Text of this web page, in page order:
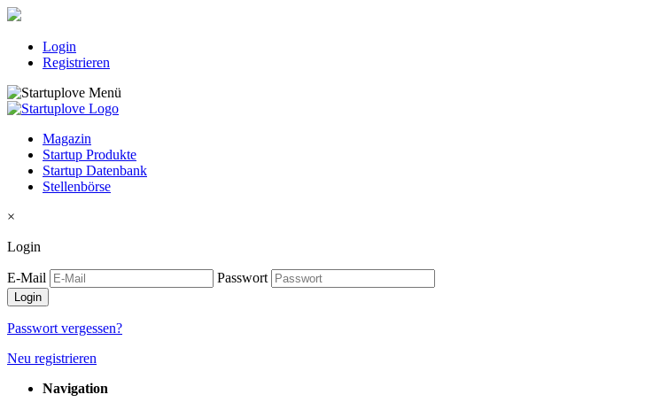
Login
Registrieren
Magazin
Startup Produkte
Startup Datenbank
Stellenbörse
×
Login
E-Mail Passwort
Passwort vergessen?
Neu registrieren
Navigation